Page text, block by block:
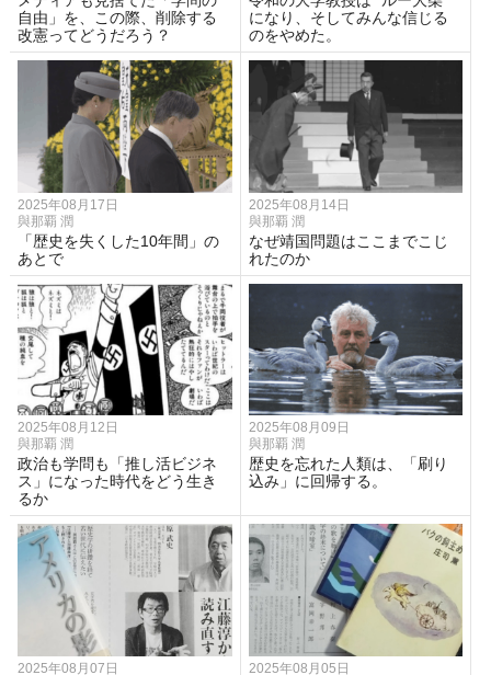
自由」を、この際、削除する
改憲ってどうだろう？
になり、そしてみんな信じる
のをやめた。
2025年08月17日
與那覇 潤
「歴史を失くした10年間」の
あとで
2025年08月14日
與那覇 潤
なぜ靖国問題はここまでこじ
れたのか
2025年08月12日
與那覇 潤
政治も学問も「推し活ビジネ
ス」になった時代をどう生き
るか
2025年08月09日
與那覇 潤
歴史を忘れた人類は、「刷り
込み」に回帰する。
2025年08月07日
2025年08月05日